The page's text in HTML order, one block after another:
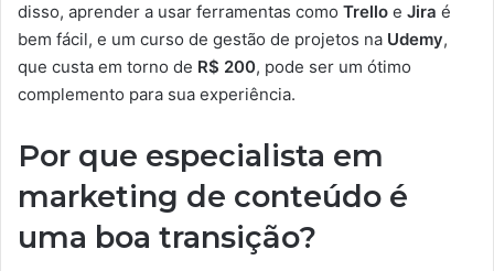
disso, aprender a usar ferramentas como Trello e Jira é
bem fácil, e um curso de gestão de projetos na Udemy,
que custa em torno de R$ 200, pode ser um ótimo
complemento para sua experiência.
Por que especialista em
marketing de conteúdo é
uma boa transição?